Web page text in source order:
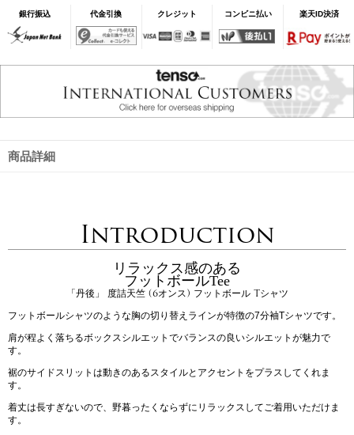
銀行振込 代金引換 クレジット コンビニ払い 楽天ID決済
商品詳細
Introduction
リラックス感のある
フットボールTee
「丹後」 度詰天竺 (6オンス) フットボール Tシャツ
フットボールシャツのような胸の切り替えラインが特徴の7分袖Tシャツです。
肩が程よく落ちるボックスシルエットでバランスの良いシルエットが魅力で
す。
裾のサイドスリットは動きのあるスタイルとアクセントをプラスしてくれま
す。
着丈は長すぎないので、野暮ったくならずにリラックスしてご着用いただけま
す。